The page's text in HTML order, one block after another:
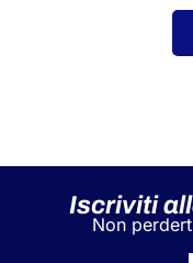
Iscriviti
Non